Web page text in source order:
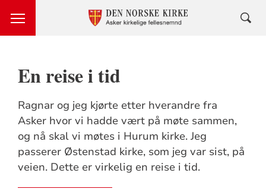
En reise i tid
Ragnar og jeg kjørte etter hverandre fra
Asker hvor vi hadde vært på møte sammen,
og nå skal vi møtes i Hurum kirke. Jeg
passerer Østenstad kirke, som jeg var sist, på
veien. Dette er virkelig en reise i tid.